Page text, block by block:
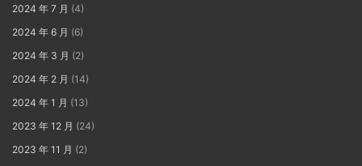
2024 年 7 月 (4)
2024 年 6 月 (6)
2024 年 3 月 (2)
2024 年 2 月 (14)
2024 年 1 月 (13)
2023 年 12 月 (24)
2023 年 11 月 (2)